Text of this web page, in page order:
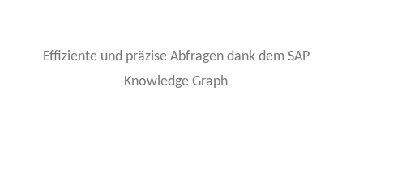
Effiziente und präzise Abfragen dank dem SAP
Knowledge Graph